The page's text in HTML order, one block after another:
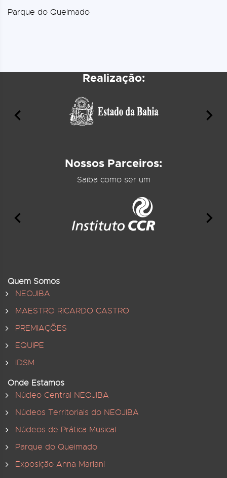
Parque do Queimado
Realização:
Nossos Parceiros:
Saiba como ser um
Quem Somos
NEOJIBA
MAESTRO RICARDO CASTRO
PREMIAÇÕES
EQUIPE
IDSM
Onde Estamos
Núcleo Central NEOJIBA
Núcleos Territoriais do NEOJIBA
Núcleos de Prática Musical
Parque do Queimado
Exposição Anna Mariani